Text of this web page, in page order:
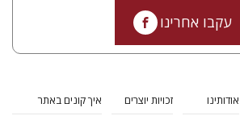
עקבו אחרינו
אודותינו
זכויות יוצרים
איך קונים באתר